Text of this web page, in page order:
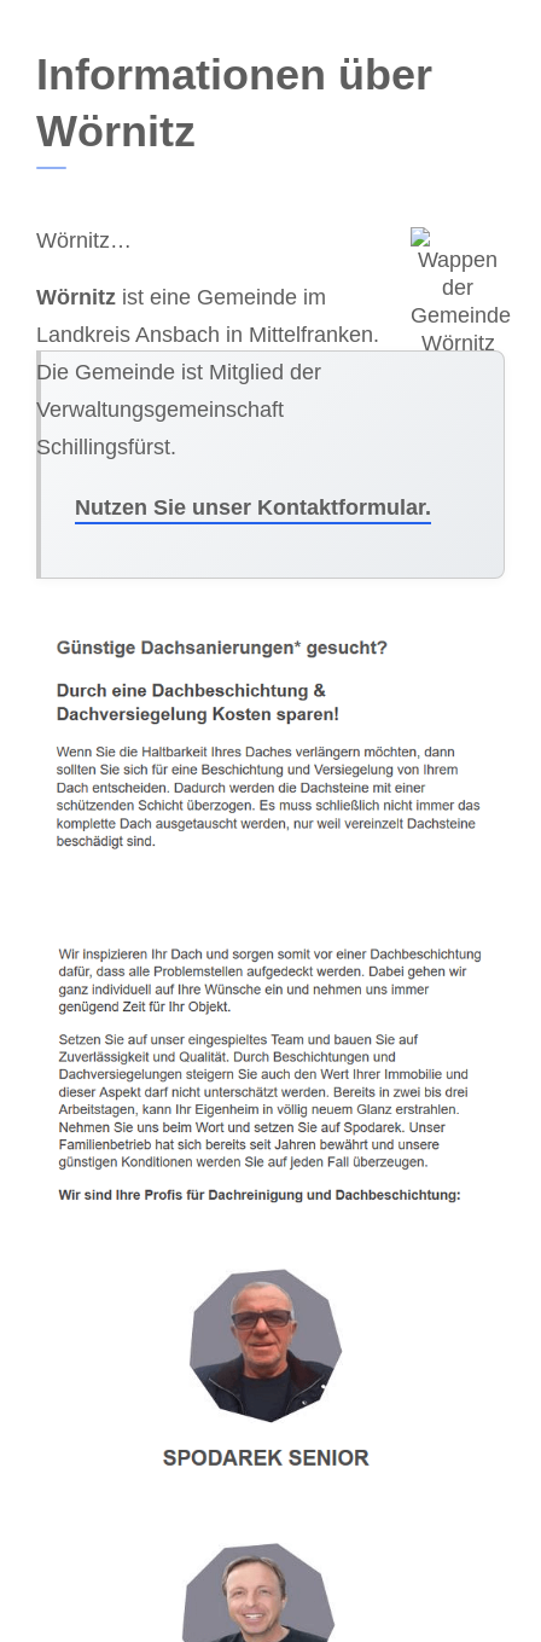
Informationen über
Wörnitz
Wörnitz…
Wörnitz ist eine Gemeinde im
Landkreis Ansbach in Mittelfranken.
Die Gemeinde ist Mitglied der
Verwaltungsgemeinschaft
Schillingsfürst.
Nutzen Sie unser Kontaktformular.